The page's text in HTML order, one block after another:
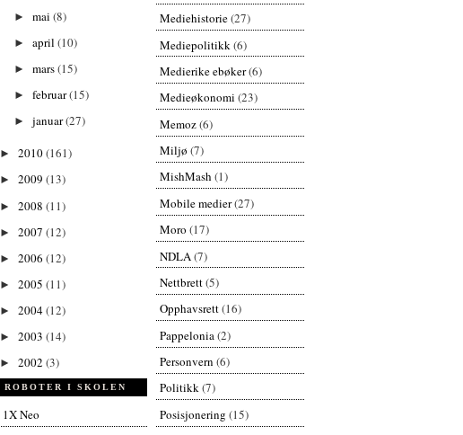
► mai (8)
► april (10)
► mars(15)
► februar(15)
► januar(27)
► 2010(161)
► 2009 (13)
► 2008 (11)
► 2007 (12)
► 2006 (12)
► 2005 (11)
► 2004(12)
► 2003 (14)
► 2002 (3)
ROBOTER I SKOLEN
1X Neo
Mediehistorie(27)
Mediepolitikk (6)
Medierike ebøker(6)
Medieøkonomi (23)
Memoz(6)
Miljø (7)
MishMash (1)
Mobile medier(27)
Moro (17)
NDLA (7)
Nettbrett(5)
Opphavsrett(16)
Pappelonia(2)
Personvern (6)
Politikk(7)
Posisjonering (15)